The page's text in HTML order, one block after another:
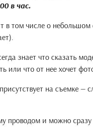
в час.
в том числе о
знает что сказать
или что от нее хочет
на съемке —
проводом и можно